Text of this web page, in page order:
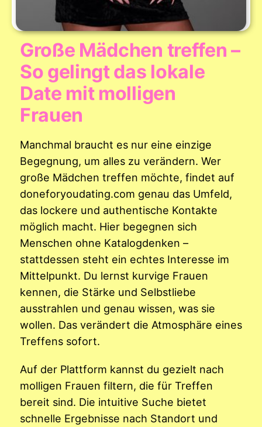
Große Mädchen treffen –
So gelingt das lokale
Date mit molligen
Frauen
Manchmal braucht es nur eine einzige
Begegnung, um alles zu verändern. Wer
große Mädchen treffen möchte, findet auf
doneforyoudating.com genau das Umfeld,
das lockere und authentische Kontakte
möglich macht. Hier begegnen sich
Menschen ohne Katalogdenken –
stattdessen steht ein echtes Interesse im
Mittelpunkt. Du lernst kurvige Frauen
kennen, die Stärke und Selbstliebe
ausstrahlen und genau wissen, was sie
wollen. Das verändert die Atmosphäre eines
Treffens sofort.
Auf der Plattform kannst du gezielt nach
molligen Frauen filtern, die für Treffen
bereit sind. Die intuitive Suche bietet
schnelle Ergebnisse nach Standort und